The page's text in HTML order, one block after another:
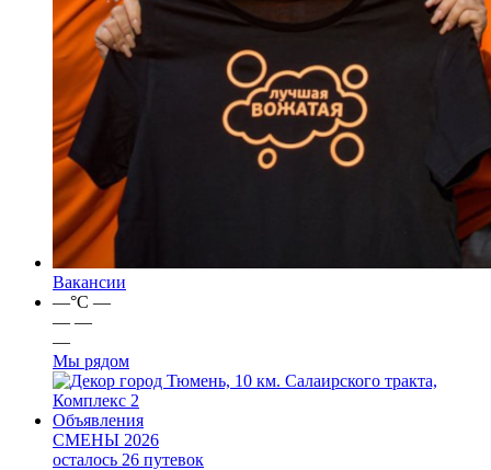
Вакансии
—°C —
— —
—
Мы рядом
город Тюмень, 10 км. Салаирского тракта,
Комплекс 2
Объявления
СМЕНЫ 2026
осталось 26 путевок